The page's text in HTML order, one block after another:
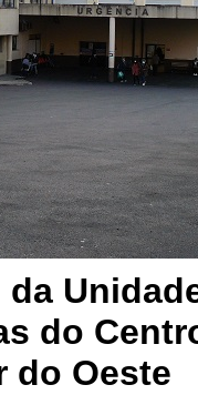
do
do Oeste